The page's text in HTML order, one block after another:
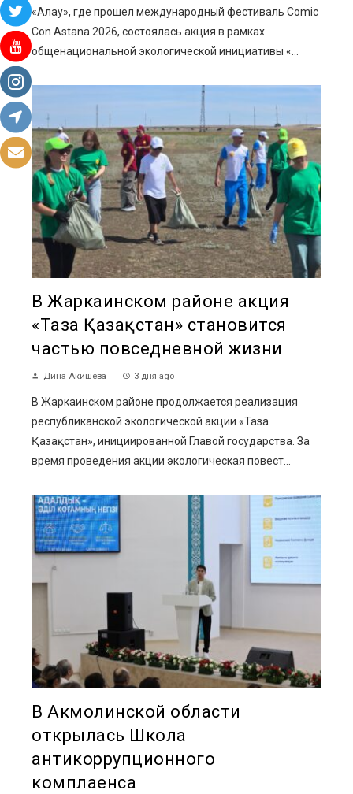
«Алау», где прошел международный фестиваль Comic
Con Astana 2026, состоялась акция в рамках
общенациональной экологической инициативы «...
В Жаркаинском районе акция
«Таза Қазақстан» становится
частью повседневной жизни
Дина Акишева 3 дня ago
В Жаркаинском районе продолжается реализация
республиканской экологической акции «Таза
Қазақстан», инициированной Главой государства. За
время проведения акции экологическая повест...
В Акмолинской области
открылась Школа
антикоррупционного
комплаенса